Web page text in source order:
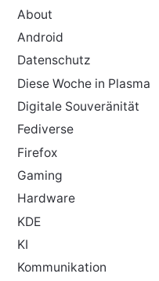
About
Android
Datenschutz
Diese Woche in Plasma
Digitale Souveränität
Fediverse
Firefox
Gaming
Hardware
KDE
KI
Kommunikation